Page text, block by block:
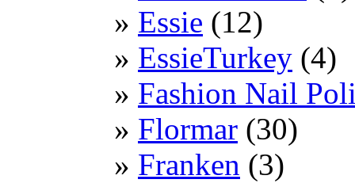
Essie (12)
EssieTurkey (4)
Fashion Nail
Flormar (30)
Franken (3)